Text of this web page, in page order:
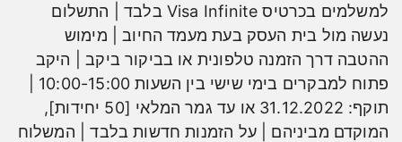
למשלמים בכרטיס Visa Infinite בלבד | התשלום
נעשה מול בית העסק בעת מעמד החיוב | מימוש
ההטבה דרך הזמנה טלפונית או בביקור ביקב | היקב
תוקף: 31.12.2022 או עד גמר המלאי [50 יחידות],
המוקדם מביניהם | על הזמנות חדשות בלבד | המשלוח